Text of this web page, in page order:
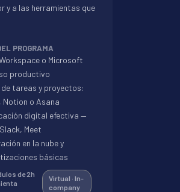
y a las herramientas que
PROGRAMA
o Microsoft
productivo
de tareas y proyectos:
Notion o Asana
digital efectiva —
Meet
en la nube y
básicas
de 2h
Virtual · In-
company